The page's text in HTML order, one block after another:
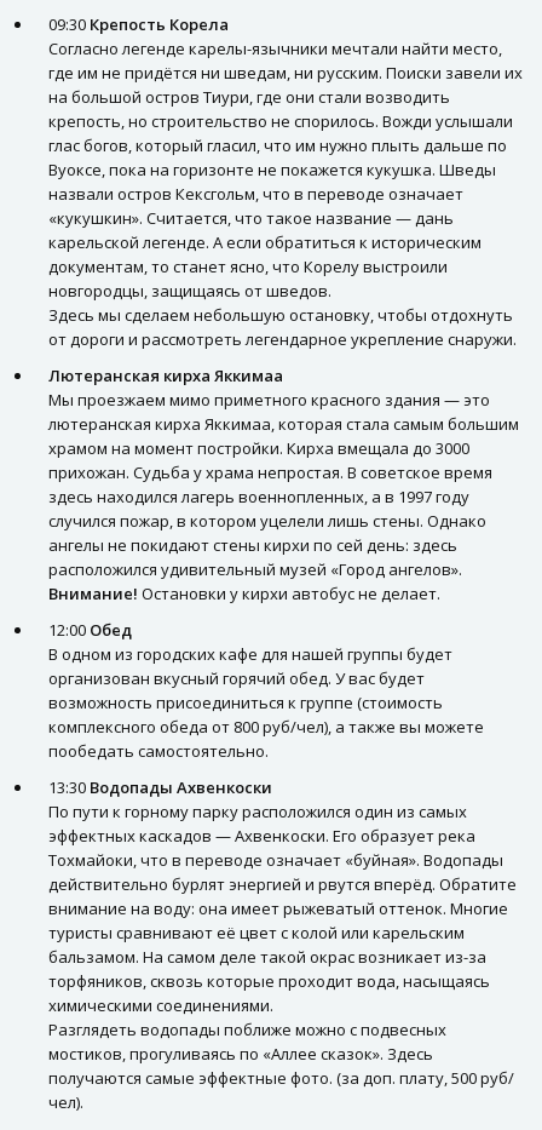
09:30 Крепость Корела
Согласно легенде карелы-язычники мечтали найти место,
где им не придётся ни шведам, ни русским. Поиски завели их
на большой остров Тиури, где они стали возводить
крепость, но строительство не спорилось. Вожди услышали
глас богов, который гласил, что им нужно плыть дальше по
Вуоксе, пока на горизонте не покажется кукушка. Шведы
назвали остров Кексгольм, что в переводе означает
«кукушкин». Считается, что такое название — дань
карельской легенде. А если обратиться к историческим
документам, то станет ясно, что Корелу выстроили
новгородцы, защищаясь от шведов.
Здесь мы сделаем небольшую остановку, чтобы отдохнуть
от дороги и рассмотреть легендарное укрепление снаружи.
Лютеранская кирха Яккимаа
Мы проезжаем мимо приметного красного здания — это
лютеранская кирха Яккимаа, которая стала самым большим
храмом на момент постройки. Кирха вмещала до 3000
прихожан. Судьба у храма непростая. В советское время
здесь находился лагерь военнопленных, а в 1997 году
случился пожар, в котором уцелели лишь стены. Однако
ангелы не покидают стены кирхи по сей день: здесь
расположился удивительный музей «Город ангелов».
Внимание! Остановки у кирхи автобус не делает.
12:00 Обед
В одном из городских кафе для нашей группы будет
организован вкусный горячий обед. У вас будет
возможность присоединиться к группе (стоимость
комплексного обеда от 800 руб/чел), а также вы можете
пообедать самостоятельно.
13:30 Водопады Ахвенкоски
По пути к горному парку расположился один из самых
эффектных каскадов — Ахвенкоски. Его образует река
Тохмайоки, что в переводе означает «буйная». Водопады
действительно бурлят энергией и рвутся вперёд. Обратите
внимание на воду: она имеет рыжеватый оттенок. Многие
туристы сравнивают её цвет с колой или карельским
бальзамом. На самом деле такой окрас возникает из-за
торфяников, сквозь которые проходит вода, насыщаясь
химическими соединениями.
Разглядеть водопады поближе можно с подвесных
мостиков, прогуливаясь по «Аллее сказок». Здесь
получаются самые эффектные фото. (за доп. плату, 500 руб/
чел).